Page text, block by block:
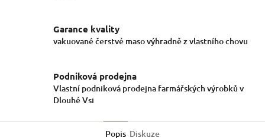
Garance kvality
vakuované čerstvé maso výhradně z vlastního chovu
Podniková prodejna
Vlastní podniková prodejna farmářských výrobků v
Dlouhé Vsi
Popis Diskuze